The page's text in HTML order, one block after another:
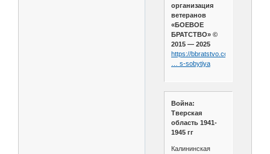
организация
ветеранов
«БОЕВОЕ
БРАТСТВО» ©
2015 — 2025
https://bbratstvo.com/2020/05/11/
… s-sobytiya
Война:
Тверская
область 1941-
1945 гг
Калининская